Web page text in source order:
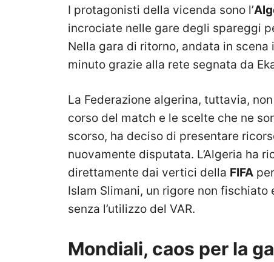
I protagonisti della vicenda sono l’
incrociate nelle gare degli spareggi
Nella gara di ritorno, andata in scena
minuto grazie alla rete segnata da
La Federazione algerina, tuttavia,
corso del match e le scelte che ne
scorso, ha deciso di presentare
nuovamente disputata. L’Algeria ha
direttamente dai vertici della FIFA
Islam Slimani, un rigore non
senza l’utilizzo del VAR.
Mondiali, caos per la